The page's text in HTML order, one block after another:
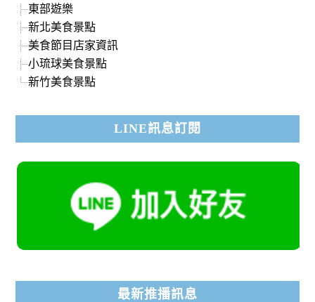
東部遊樂
新北美食景點
美食節目店家資訊
小琉球美食景點
新竹美食景點
LINE訊息訂閱
最新推播訊息